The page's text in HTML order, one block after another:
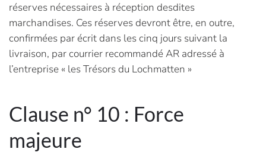
réserves nécessaires à réception desdites
marchandises. Ces réserves devront être, en outre,
confirmées par écrit dans les cinq jours suivant la
livraison, par courrier recommandé AR adressé à
l’entreprise « les Trésors du Lochmatten »
Clause n° 10 : Force
majeure